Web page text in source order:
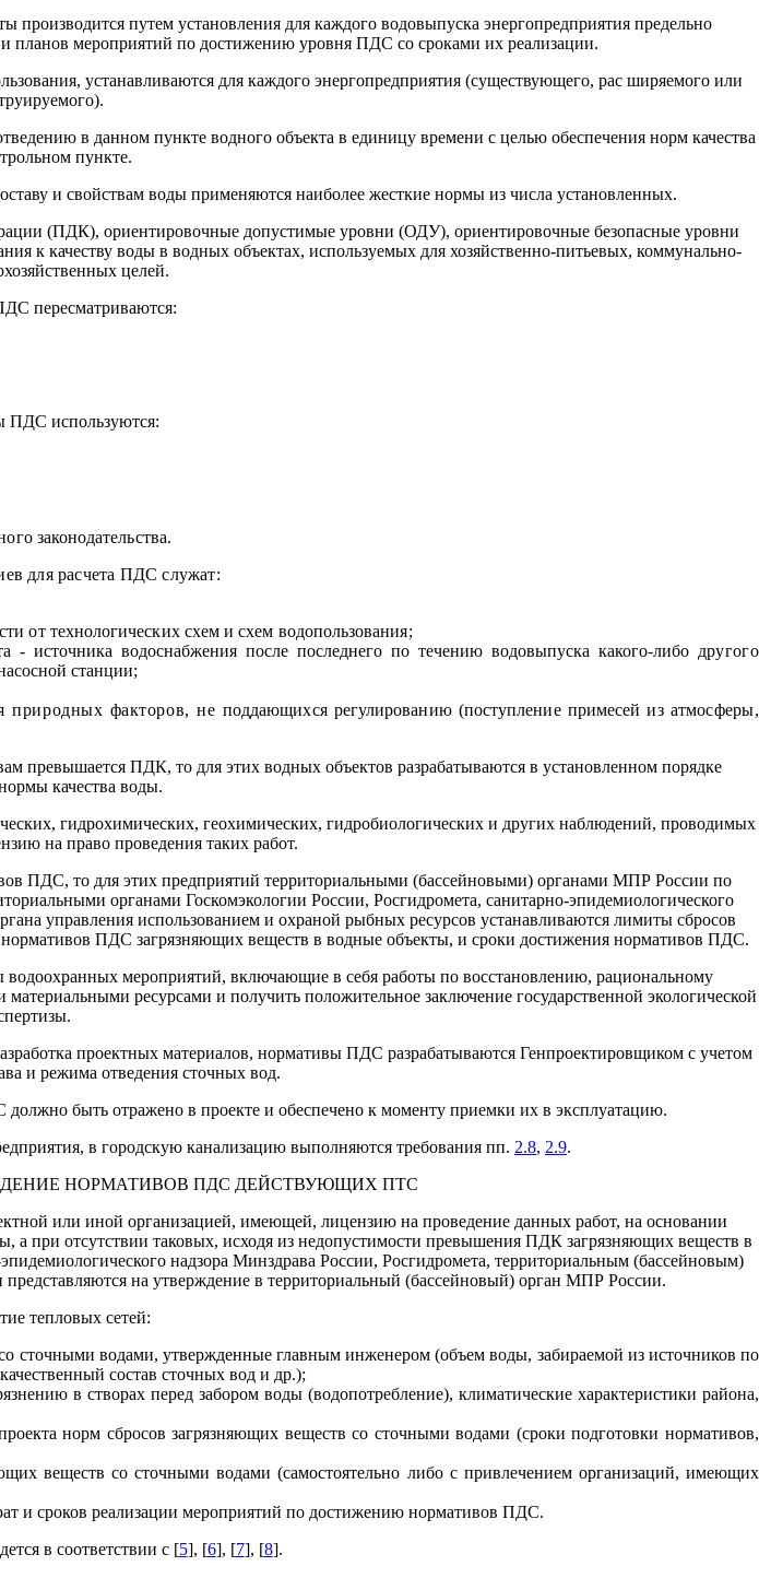
путем установления для каждого водовыпуска энергопредприятия предельно
мероприятий по достижению уровня ПДС со сроками их реализации.
устанавливаются для каждого энергопредприятия (существующего, рас ширяемого или
в данном пункте водного объекта в единицу времени с целью обеспечения норм качества
пункте.
и свойствам воды применяются наиболее жесткие нормы из числа установленных.
(ПДК), ориентировочные допустимые уровни (ОДУ), ориентировочные безопасные уровни
к качеству воды в водных объектах, используемых для хозяйственно-питьевых, коммунально-
целей.
пересматриваются:
ПДС используются:
законодательства.
для расчета ПДС служат:
от технологических схем и схем водопользования;
источника водоснабжения после последнего по течению водовыпуска какого-либо другого
станции;
природных факторов, не поддающихся регулированию (поступление примесей из атмосферы,
превышается ПДК, то для этих водных объектов разрабатываются в установленном порядке
качества воды.
гидрохимических, геохимических, гидробиологических и других наблюдений, проводимых
на право проведения таких работ.
ПДС, то для этих предприятий территориальными (бассейновыми) органами МПР России по
органами Госкомэкологии России, Росгидромета, санитарно-эпидемиологического
управления использованием и охраной рыбных ресурсов устанавливаются лимиты сбросов
ПДС загрязняющих веществ в водные объекты, и сроки достижения нормативов ПДС.
мероприятий, включающие в себя работы по восстановлению, рациональному
ресурсами и получить положительное заключение государственной экологической
проектных материалов, нормативы ПДС разрабатываются Генпроектировщиком с учетом
и режима отведения сточных вод.
быть отражено в проекте и обеспечено к моменту приемки их в эксплуатацию.
в городскую канализацию выполняются требования пп. 2.8, 2.9.
НОРМАТИВОВ ПДС ДЕЙСТВУЮЩИХ ПТС
или иной организацией, имеющей, лицензию на проведение данных работ, на основании
а при отсутствии таковых, исходя из недопустимости превышения ПДК загрязняющих веществ в
надзора Минздрава России, Росгидромета, территориальным (бассейновым)
на утверждение в территориальный (бассейновый) орган МПР России.
тепловых сетей:
сточными водами, утвержденные главным инженером (объем воды, забираемой из источников по
состав сточных вод и др.);
в створах перед забором воды (водопотребление), климатические характеристики района,
норм сбросов загрязняющих веществ со сточными водами (сроки подготовки нормативов,
веществ со сточными водами (самостоятельно либо с привлечением организаций, имеющих
и сроков реализации мероприятий по достижению нормативов ПДС.
в соответствии с [5], [6], [7], [8].